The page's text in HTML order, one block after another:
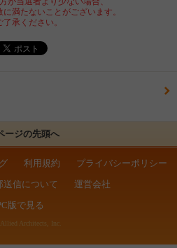
満たないことがございます。
了承ください。
ージの先頭へ
利用規約
プライバシーポリシー
送信について
運営会社
版で見る
Allied Architects, Inc.